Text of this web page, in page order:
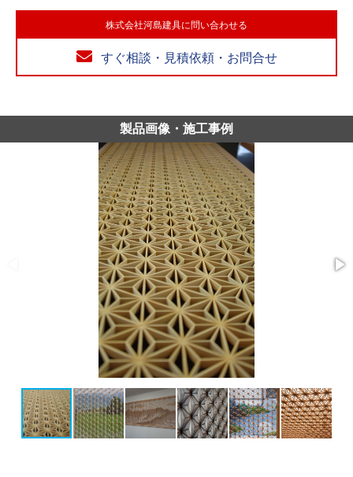
株式会社河島建具に問い合わせる
すぐ相談・見積依頼・お問合せ
製品画像・施工事例